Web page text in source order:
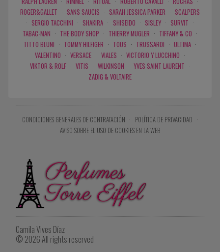
ROGER&GALLET · SANS SAUCIS · SARAH JESSICA PARKER · SCALPERS
· SERGIO TACCHINI · SHAKIRA · SHISEIDO · SISLEY · SURVIT ·
TABAC-MAN · THE BODY SHOP · THIERRY MUGLER · TIFFANY & CO ·
TITTO BLUNI · TOMMY HILFIGER · TOUS · TRUSSARDI · ULTIMA ·
VALENTINO · VERSACE · VIALES · VICTORIO Y LUCCHINO ·
VIKTOR & ROLF · VITIS · WILKINSON · YVES SAINT LAURENT ·
ZADIG & VOLTAIRE
CONDICIONES GENERALES DE CONTRATACIÓN · POLÍTICA DE PRIVACIDAD ·
AVISO SOBRE EL USO DE COOKIES EN LA WEB
Camila Vives Díaz
© 2026 All rights reserved